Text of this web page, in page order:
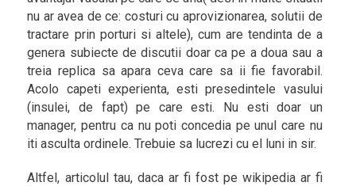
nu ar avea de ce: costuri cu aprovizionarea, solutii de
tractare prin porturi si altele), cum are tendinta de a
genera subiecte de discutii doar ca pe a doua sau a
treia replica sa apara ceva care sa ii fie favorabil.
Acolo capeti experienta, esti presedintele vasului
(insulei, de fapt) pe care esti. Nu esti doar un
manager, pentru ca nu poti concedia pe unul care nu
iti asculta ordinele. Trebuie sa lucrezi cu el luni in sir.
Altfel, articolul tau, daca ar fi fost pe wikipedia ar fi